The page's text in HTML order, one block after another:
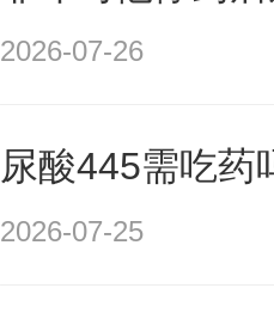
2026-07-26
尿酸445需吃药
2026-07-25